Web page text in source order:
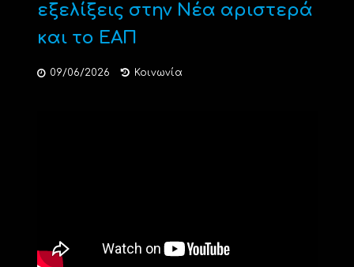
εξελίξεις στην Νέα αριστερά
και το ΕΑΠ
09/06/2026 Κοινωνία